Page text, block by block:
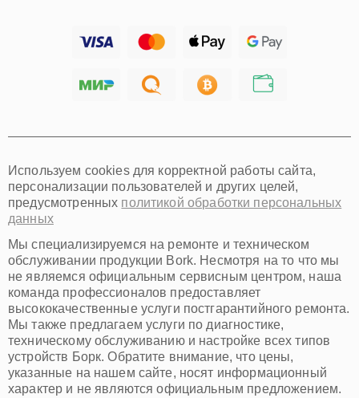
Хабаровск
Иркутск
Омск
Красноярск
Пермь
Ульяновск
Киров
Архангельск
Астрахань
Белгород
Благовещенск
Брянск
Владивосток
Владикавказ
Владимир
Используем cookies для корректной работы сайта,
персонализации пользователей и других целей,
предусмотренных политикой обработки персональных
данных
Мы специализируемся на ремонте и техническом
обслуживании продукции Bork. Несмотря на то что мы
не являемся официальным сервисным центром, наша
команда профессионалов предоставляет
высококачественные услуги постгарантийного ремонта.
Мы также предлагаем услуги по диагностике,
техническому обслуживанию и настройке всех типов
устройств Борк. Обратите внимание, что цены,
указанные на нашем сайте, носят информационный
характер и не являются официальным предложением.